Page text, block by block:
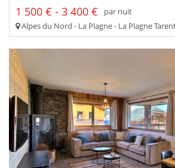
1 500 € - 3 400 €
par nuit
Alpes du Nord - La Plagne - La Plagne